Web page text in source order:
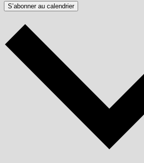
S’abonner au calendrier